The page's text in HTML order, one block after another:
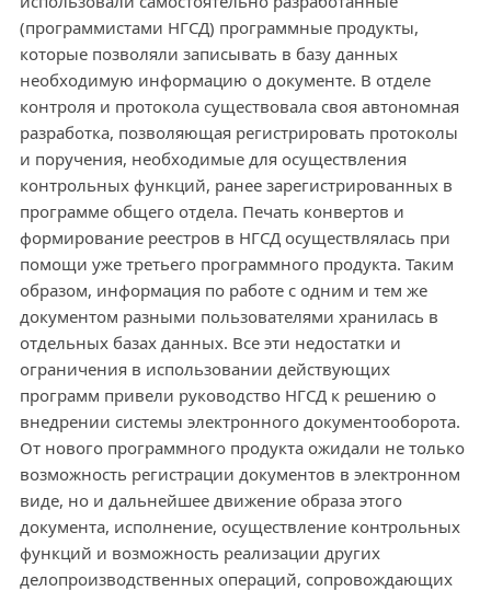
(программистами НГСД) программные продукты,
которые позволяли записывать в базу данных
необходимую информацию о документе. В отделе
контроля и протокола существовала своя автономная
разработка, позволяющая регистрировать протоколы
и поручения, необходимые для осуществления
контрольных функций, ранее зарегистрированных в
программе общего отдела. Печать конвертов и
формирование реестров в НГСД осуществлялась при
помощи уже третьего программного продукта. Таким
образом, информация по работе с одним и тем же
документом разными пользователями хранилась в
отдельных базах данных. Все эти недостатки и
ограничения в использовании действующих
программ привели руководство НГСД к решению о
внедрении системы электронного документооборота.
От нового программного продукта ожидали не только
возможность регистрации документов в электронном
виде, но и дальнейшее движение образа этого
документа, исполнение, осуществление контрольных
функций и возможность реализации других
делопроизводственных операций, сопровождающих